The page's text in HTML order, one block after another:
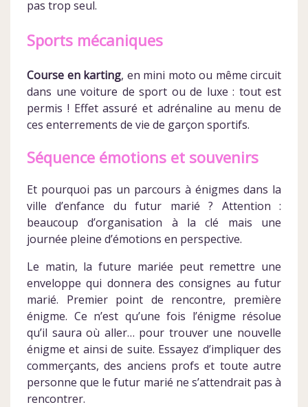
pas trop seul.
Sports mécaniques
Course en karting, en mini moto ou même circuit
dans une voiture de sport ou de luxe : tout est
permis ! Effet assuré et adrénaline au menu de
ces enterrements de vie de garçon sportifs.
Séquence émotions et souvenirs
Et pourquoi pas un parcours à énigmes dans la
ville d’enfance du futur marié ? Attention :
beaucoup d’organisation à la clé mais une
journée pleine d’émotions en perspective.
Le matin, la future mariée peut remettre une
enveloppe qui donnera des consignes au futur
marié. Premier point de rencontre, première
énigme. Ce n’est qu’une fois l’énigme résolue
qu’il saura où aller… pour trouver une nouvelle
énigme et ainsi de suite. Essayez d’impliquer des
commerçants, des anciens profs et toute autre
personne que le futur marié ne s’attendrait pas à
rencontrer.